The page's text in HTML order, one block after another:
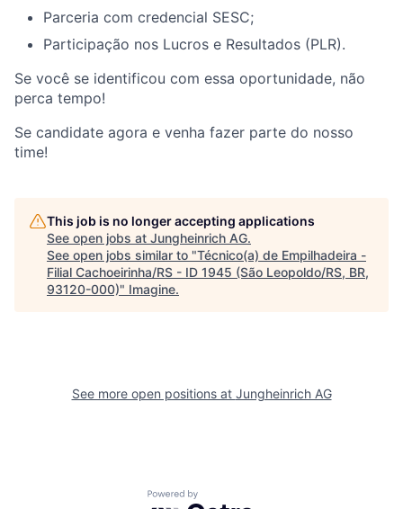
Parceria com credencial SESC;
Participação nos Lucros e Resultados (PLR).
Se você se identificou com essa oportunidade, não
perca tempo!​
Se candidate agora e venha fazer parte do nosso
time!
This job is no longer accepting applications
See open jobs at Jungheinrich AG.
See open jobs similar to "Técnico(a) de Empilhadeira -
Filial Cachoeirinha/RS - ID 1945 (São Leopoldo/RS, BR,
93120-000)" Imagine.
See more open positions at Jungheinrich AG
Powered by Getro.com